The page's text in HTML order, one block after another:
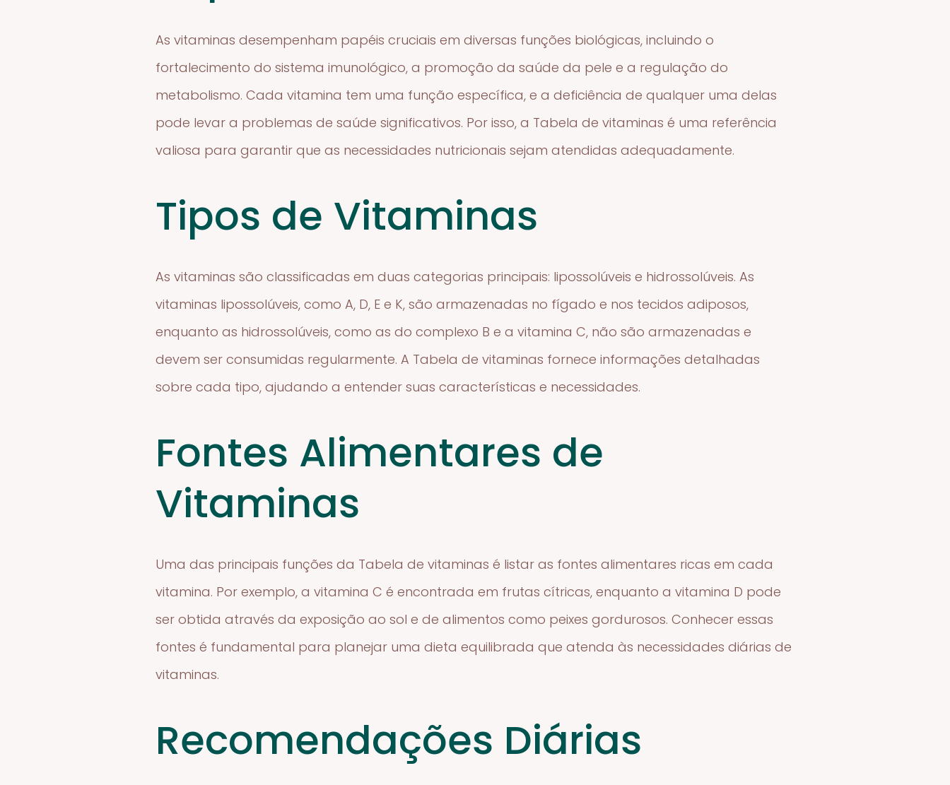
As vitaminas desempenham papéis cruciais em diversas funções biológicas, incluindo o
fortalecimento do sistema imunológico, a promoção da saúde da pele e a regulação do
metabolismo. Cada vitamina tem uma função específica, e a deficiência de qualquer uma delas
pode levar a problemas de saúde significativos. Por isso, a Tabela de vitaminas é uma referência
valiosa para garantir que as necessidades nutricionais sejam atendidas adequadamente.
Tipos de Vitaminas
As vitaminas são classificadas em duas categorias principais: lipossolúveis e hidrossolúveis. As
vitaminas lipossolúveis, como A, D, E e K, são armazenadas no fígado e nos tecidos adiposos,
enquanto as hidrossolúveis, como as do complexo B e a vitamina C, não são armazenadas e
devem ser consumidas regularmente. A Tabela de vitaminas fornece informações detalhadas
sobre cada tipo, ajudando a entender suas características e necessidades.
Fontes Alimentares de
Vitaminas
Uma das principais funções da Tabela de vitaminas é listar as fontes alimentares ricas em cada
vitamina. Por exemplo, a vitamina C é encontrada em frutas cítricas, enquanto a vitamina D pode
ser obtida através da exposição ao sol e de alimentos como peixes gordurosos. Conhecer essas
fontes é fundamental para planejar uma dieta equilibrada que atenda às necessidades diárias de
vitaminas.
Recomendações Diárias